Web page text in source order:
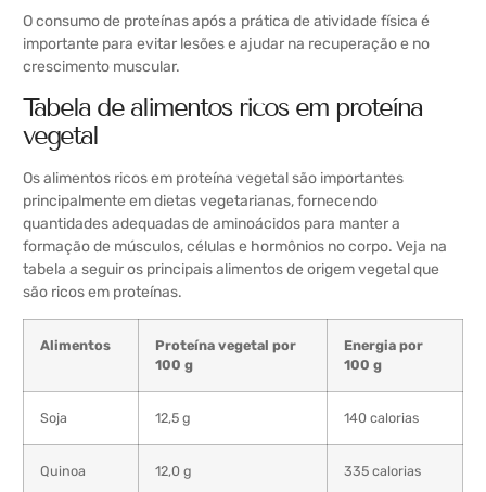
O consumo de proteínas após a prática de atividade física é
importante para evitar lesões e ajudar na recuperação e no
crescimento muscular.
Tabela de alimentos ricos em proteína
vegetal
Os alimentos ricos em proteína vegetal são importantes
principalmente em dietas vegetarianas, fornecendo
quantidades adequadas de aminoácidos para manter a
formação de músculos, células e hormônios no corpo. Veja na
tabela a seguir os principais alimentos de origem vegetal que
são ricos em proteínas.
Alimentos
Proteína vegetal por
100 g
Energia por
100 g
Soja 12,5 g 140 calorias
Quinoa 12,0 g 335 calorias